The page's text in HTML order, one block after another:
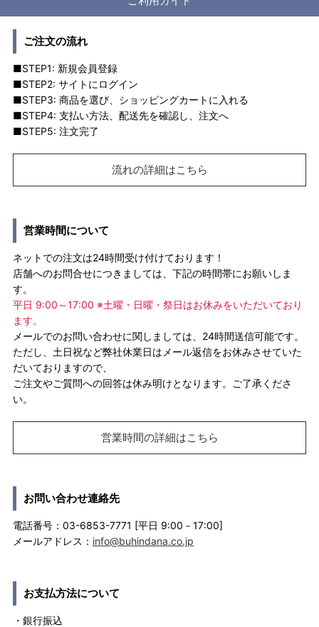
ご注文の流れ
■STEP1: 新規会員登録
■STEP2: サイトにログイン
■STEP3: 商品を選び、ショッピングカートに入れる
■STEP4: 支払い方法、配送先を確認し、注文へ
■STEP5: 注文完了
流れの詳細はこちら
営業時間について
ネットでの注文は24時間受け付けております！
店舗へのお問合せにつきましては、下記の時間帯にお願いしま
す。
平日 9:00～17:00 ※土曜・日曜・祭日はお休みをいただいており
ます。
メールでのお問い合わせに関しましては、24時間送信可能です。
ただし、土日祝など弊社休業日はメール返信をお休みさせていた
だいておりますので、
ご注文やご質問への回答は休み明けとなります。ご了承くださ
い。
営業時間の詳細はこちら
お問い合わせ連絡先
電話番号：03-6853-7771 [平日 9:00－17:00]
メールアドレス： info@buhindana.co.jp
お支払方法について
・銀行振込